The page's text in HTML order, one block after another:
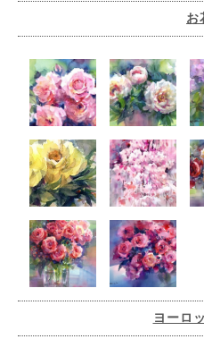
お
ヨーロ